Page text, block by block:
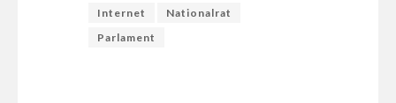
Internet
Nationalrat
Parlament